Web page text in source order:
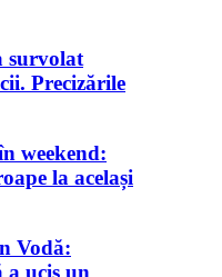
survolat
Precizările
weekend:
la același
Vodă:
ucis un